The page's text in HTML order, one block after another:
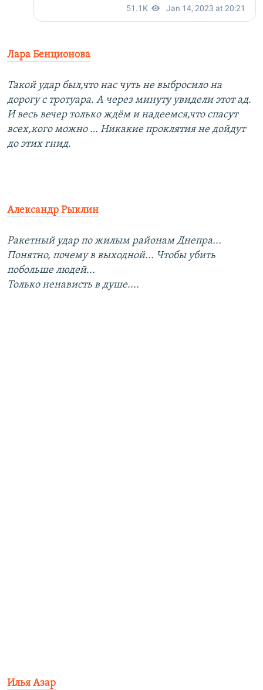
Лара Бенционова
Такой удар был,что нас чуть не выбросило на
дорогу с тротуара. А через минуту увидели этот ад.
И весь вечер только ждём и надеемся,что спасут
всех,кого можно … Никакие проклятия не дойдут
до этих гнид.
Александр Рыклин
Ракетный удар по жилым районам Днепра...
Понятно, почему в выходной... Чтобы убить
побольше людей...
Только ненависть в душе....
Илья Азар